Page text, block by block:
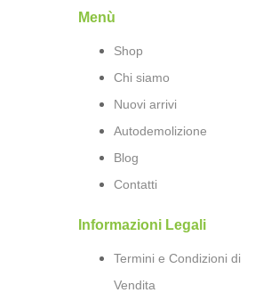
Menù
Shop
Chi siamo
Nuovi arrivi
Autodemolizione
Blog
Contatti
Informazioni Legali
Termini e Condizioni di
Vendita